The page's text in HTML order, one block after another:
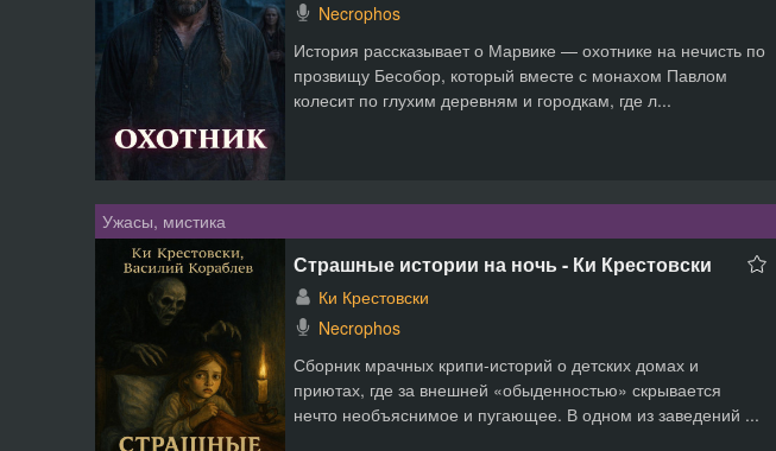
Necrophos
История рассказывает о Марвике — охотнике на нечисть по
прозвищу Бесобор, который вместе с монахом Павлом
колесит по глухим деревням и городкам, где л...
Ужасы, мистика
Страшные истории на ночь - Ки Крестовски
Ки Крестовски
Necrophos
Сборник мрачных крипи-историй о детских домах и
приютах, где за внешней «обыденностью» скрывается
нечто необъяснимое и пугающее. В одном из заведений ...